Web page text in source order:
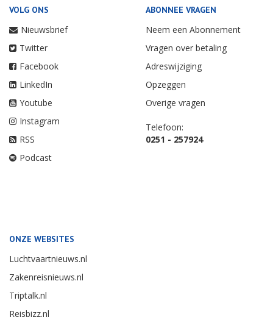
VOLG ONS
Nieuwsbrief
Twitter
Facebook
LinkedIn
Youtube
Instagram
RSS
Podcast
ABONNEE VRAGEN
Neem een Abonnement
Vragen over betaling
Adreswijziging
Opzeggen
Overige vragen
Telefoon:
0251 - 257924
ONZE WEBSITES
Luchtvaartnieuws.nl
Zakenreisnieuws.nl
Triptalk.nl
Reisbizz.nl